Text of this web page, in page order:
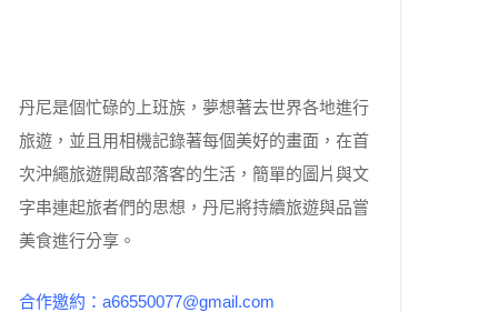
丹尼是個忙碌的上班族，夢想著去世界各地進行
旅遊，並且用相機記錄著每個美好的畫面，在首
次沖繩旅遊開啟部落客的生活，簡單的圖片與文
字串連起旅者們的思想，丹尼將持續旅遊與品嘗
美食進行分享。
合作邀約：a66550077@gmail.com